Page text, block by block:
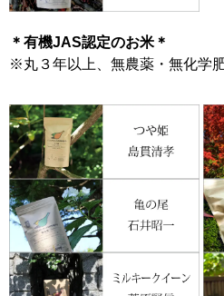
＊有機JAS認定のお米＊
※丸３年以上、無農薬・無化学